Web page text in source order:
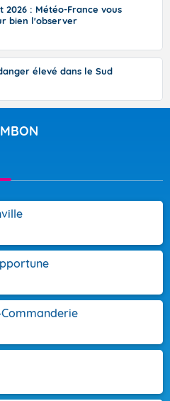
2026 : Météo-France vous
bien l'observer
élevé dans le Sud